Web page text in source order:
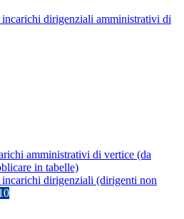
dirigenziali amministrativi di
amministrativi di vertice (da
in tabelle)
dirigenziali (dirigenti non